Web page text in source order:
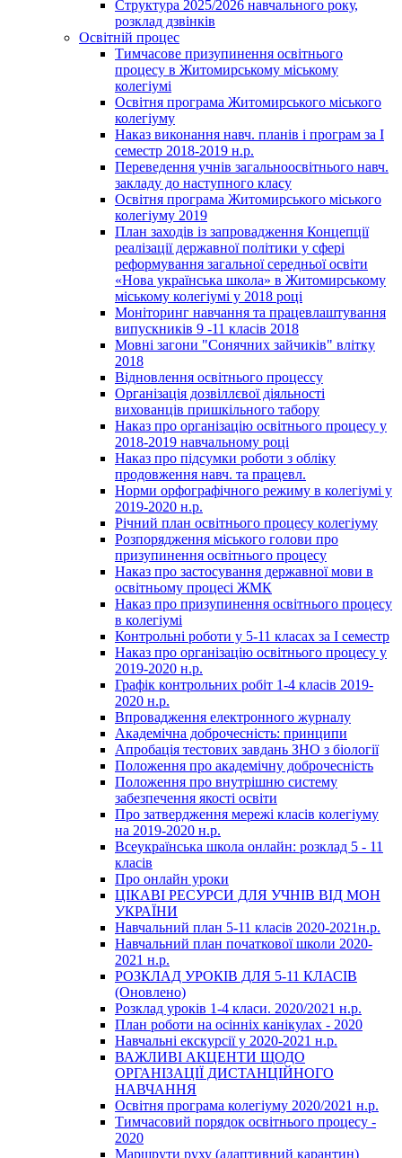
Структура 2025/2026 навчального року,
розклад дзвінків
Освітній процес
Тимчасове призупинення освітнього
процесу в Житомирському міському
колегіумі
Освітня програма Житомирського міського
колегіуму
Наказ виконання навч. планів і програм за І
семестр 2018-2019 н.р.
Переведення учнів загальноосвітнього навч.
закладу до наступного класу
Освітня програма Житомирського міського
колегіуму 2019
План заходів із запровадження Концепції
реалізації державної політики у сфері
реформування загальної середньої освіти
«Нова українська школа» в Житомирському
міському колегіумі у 2018 році
Моніторинг навчання та працевлаштування
випускників 9 -11 класів 2018
Мовні загони "Сонячних зайчиків" влітку
2018
Відновлення освітнього процессу
Організація дозвіллєвої діяльності
вихованців пришкільного табору
Наказ про організацію освітнього процесу у
2018-2019 навчальному році
Наказ про підсумки роботи з обліку
продовження навч. та працевл.
Норми орфографічного режиму в колегіумі у
2019-2020 н.р.
Річний план освітнього процесу колегіуму
Розпорядження міського голови про
призупинення освітнього процесу
Наказ про застосування державної мови в
освітньому процесі ЖМК
Наказ про призупинення освітнього процесу
в колегіумі
Контрольні роботи у 5-11 класах за І семестр
Наказ про організацію освітнього процесу у
2019-2020 н.р.
Графік контрольних робіт 1-4 класів 2019-
2020 н.р.
Впровадження електронного журналу
Академічна доброчесність: принципи
Апробація тестових завдань ЗНО з біології
Положення про академічну доброчесність
Положення про внутрішню систему
забезпечення якості освіти
Про затвердження мережі класів колегіуму
на 2019-2020 н.р.
Всеукраїнська школа онлайн: розклад 5 - 11
класів
Про онлайн уроки
ЦІКАВІ РЕСУРСИ ДЛЯ УЧНІВ ВІД МОН
УКРАЇНИ
Навчальний план 5-11 класів 2020-2021н.р.
Навчальний план початкової школи 2020-
2021 н.р.
РОЗКЛАД УРОКІВ ДЛЯ 5-11 КЛАСІВ
(Оновлено)
Розклад уроків 1-4 класи. 2020/2021 н.р.
План роботи на осінніх канікулах - 2020
Навчальні екскурсії у 2020-2021 н.р.
ВАЖЛИВІ АКЦЕНТИ ЩОДО
ОРГАНІЗАЦІЇ ДИСТАНЦІЙНОГО
НАВЧАННЯ
Освітня програма колегіуму 2020/2021 н.р.
Тимчасовий порядок освітнього процесу -
2020
Маршрути руху (адаптивний карантин)